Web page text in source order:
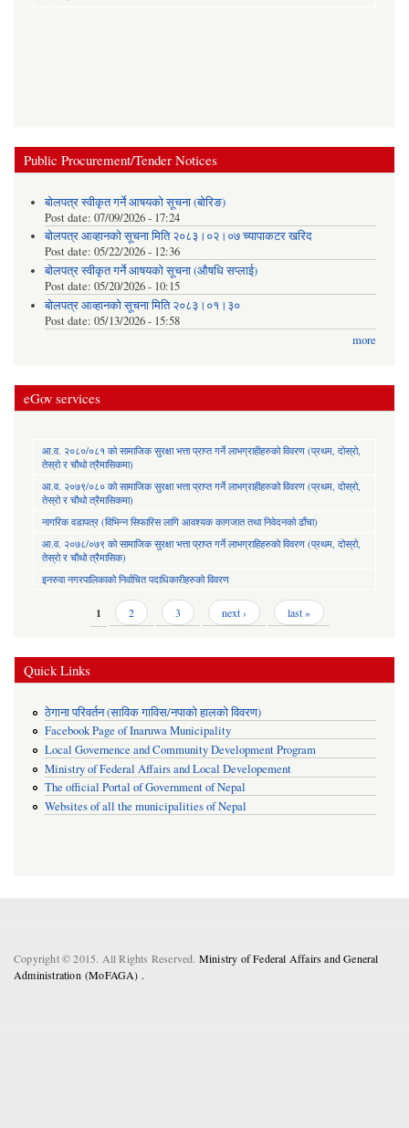
Public Procurement/Tender Notices
बोलपत्र स्वीकृत गर्ने आषयको सूचना (बोरिङ)
Post date: 07/09/2026 - 17:24
बोलपत्र आव्हानको सूचना मिति २०८३।०२।०७ च्यापाकटर खरिद
Post date: 05/22/2026 - 12:36
बोलपत्र स्वीकृत गर्ने आषयको सूचना (औषधि सप्लाई)
Post date: 05/20/2026 - 10:15
बोलपत्र आव्हानको सूचना मिति २०८३।०१।३०
Post date: 05/13/2026 - 15:58
more
eGov services
आ.व. २०८०/०८१ को सामाजिक सुरक्षा भत्ता प्राप्त गर्ने लाभग्राहीहरुको विवरण (प्रथम, दोस्रो,
तेस्रो र चौथो त्रैमासिकमा)
आ.व. २०७९/०८० को सामाजिक सुरक्षा भत्ता प्राप्त गर्ने लाभग्राहीहरुको विवरण (प्रथम, दोस्रो,
तेस्रो र चौथो त्रैमासिकमा)
नागरिक वडापत्र (विभिन्न सिफारिस लागि आवश्यक कागजात तथा निवेदनको ढाँचा)
आ.व. २०७८/०७९ को सामाजिक सुरक्षा भत्ता प्राप्त गर्ने लाभग्राहिहरुको विवरण (प्रथम, दोस्रो,
तेस्रो र चौथो त्रैमासिक)
इनरुवा नगरपालिकाको निर्वाचित पदाधिकारीहरुको विवरण
1 2 3 next › last »
Quick Links
ठेगाना परिवर्तन (साविक गाविस/नपाको हालको विवरण)
Facebook Page of Inaruwa Municipality
Local Governence and Community Development Program
Ministry of Federal Affairs and Local Developement
The official Portal of Government of Nepal
Websites of all the municipalities of Nepal
Copyright © 2015. All Rights Reserved. Ministry of Federal Affairs and General
Administration (MoFAGA) .